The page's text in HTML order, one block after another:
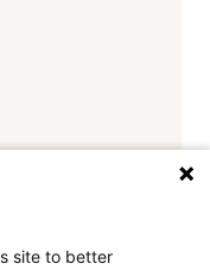
site to better